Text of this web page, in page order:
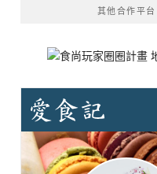
其他合作平台